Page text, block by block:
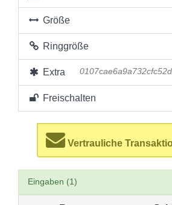
Größe
Ringgröße
Extra
Freischalten
Vertrauliche
Eingaben (1)